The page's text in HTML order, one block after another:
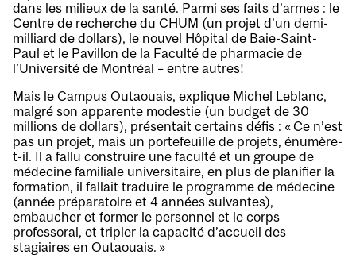
dans les milieux de la santé. Parmi ses faits d’armes : le
Centre de recherche du CHUM (un projet d’un demi-
milliard de dollars), le nouvel Hôpital de Baie-Saint-
Paul et le Pavillon de la Faculté de pharmacie de
l’Université de Montréal – entre autres!
Mais le Campus Outaouais, explique Michel Leblanc,
malgré son apparente modestie (un budget de 30
millions de dollars), présentait certains défis : « Ce n’est
pas un projet, mais un portefeuille de projets, énumère-
t-il. Il a fallu construire une faculté et un groupe de
médecine familiale universitaire, en plus de planifier la
formation, il fallait traduire le programme de médecine
(année préparatoire et 4 années suivantes),
embaucher et former le personnel et le corps
professoral, et tripler la capacité d’accueil des
stagiaires en Outaouais. »